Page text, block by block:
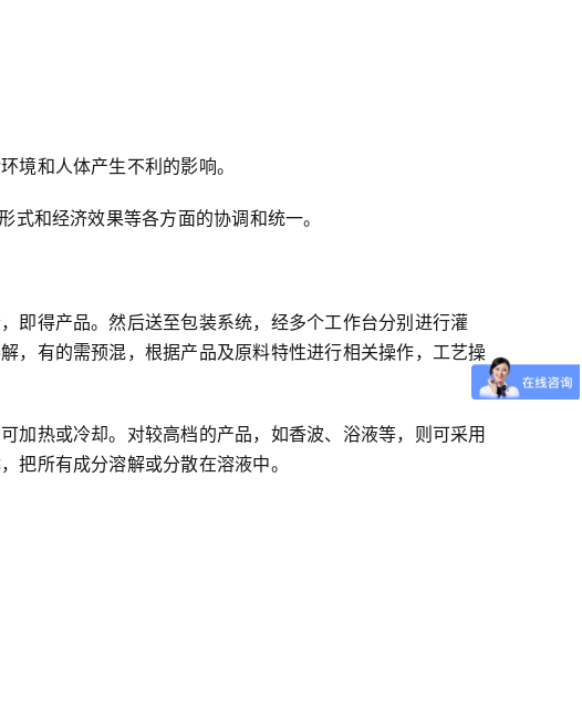
境和人体产生不利的影响。
和经济效果等各方面的协调和统一。
即得产品。然后送至包装系统，经多个工作台分别进行灌
，有的需预混，根据产品及原料特性进行相关操作，工艺操
加热或冷却。对较高档的产品，如香波、浴液等，则可采用
把所有成分溶解或分散在溶液中。